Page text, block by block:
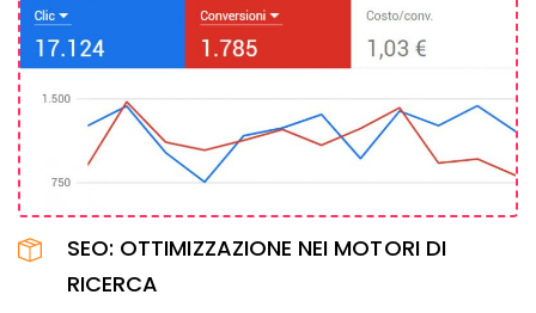
SEO: OTTIMIZZAZIONE NEI MOTORI DI
RICERCA